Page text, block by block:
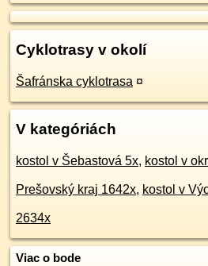
Cyklotrasy v okolí
Šafránska cyklotrasa ¤
V kategóriách
kostol v Šebastová 5x, kostol v
Prešovský kraj 1642x, kostol v
2634x
Viac o bode